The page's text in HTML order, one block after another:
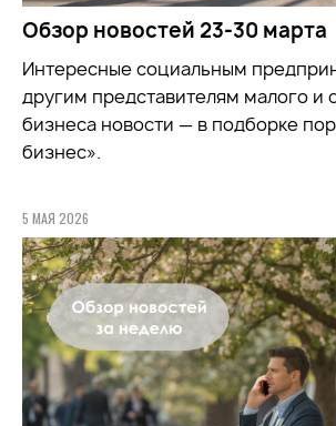
Обзор новостей 23-30 марта
Интересные социальным
другим представителям малого и
бизнеса новости — в подборке
бизнес».
5 МАЯ 2026